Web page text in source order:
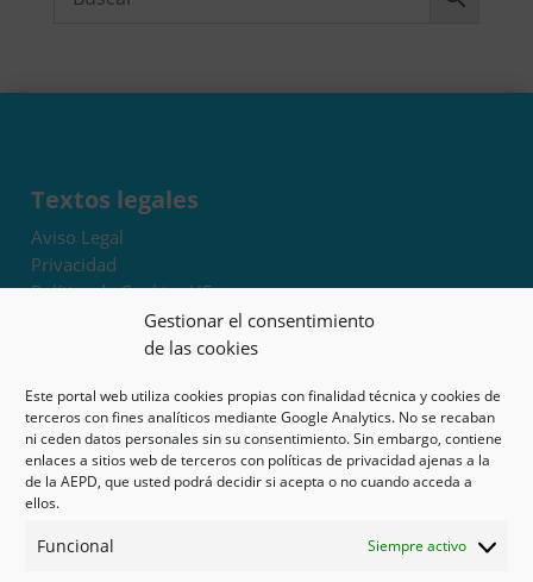
Gestionar el consentimiento
de las cookies
Este portal web utiliza cookies propias con finalidad técnica y cookies de
terceros con fines analíticos mediante Google Analytics. No se recaban
ni ceden datos personales sin su consentimiento. Sin embargo, contiene
enlaces a sitios web de terceros con políticas de privacidad ajenas a la
de la AEPD, que usted podrá decidir si acepta o no cuando acceda a
ellos.
Funcional Siempre activo
Textos legales
Aviso Legal
Privacidad
Política de Cookies UE
Términos y condiciones
Exoneración de responsabilidad
Mapa del sitio
Mi cuenta
Tienda
Psicología en Murcia
Guías